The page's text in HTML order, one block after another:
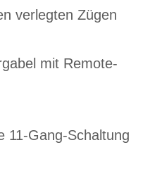
verlegten Zügen
mit Remote-
11-Gang-Schaltung